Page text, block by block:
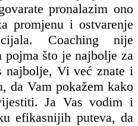
pronalazim ono
promjenu i ostvarenje
Coaching nije
pojma što je najbolje za
najbolje, Vi već znate i
da Vam pokažem kako
Ja Vas vodim i
efikasnijih puteva, da